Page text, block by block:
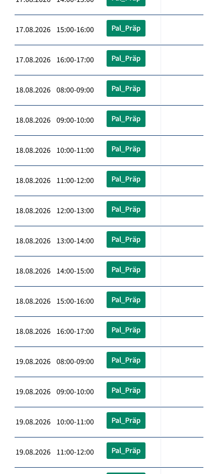
17.08.2026 15:00-16:00 Pal_Präp
17.08.2026 16:00-17:00 Pal_Präp
18.08.2026 08:00-09:00 Pal_Präp
18.08.2026 09:00-10:00 Pal_Präp
18.08.2026 10:00-11:00 Pal_Präp
18.08.2026 11:00-12:00 Pal_Präp
18.08.2026 12:00-13:00 Pal_Präp
18.08.2026 13:00-14:00 Pal_Präp
18.08.2026 14:00-15:00 Pal_Präp
18.08.2026 15:00-16:00 Pal_Präp
18.08.2026 16:00-17:00 Pal_Präp
19.08.2026 08:00-09:00 Pal_Präp
19.08.2026 09:00-10:00 Pal_Präp
19.08.2026 10:00-11:00 Pal_Präp
19.08.2026 11:00-12:00 Pal_Präp